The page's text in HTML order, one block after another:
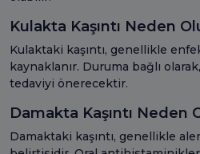
Kulakta Kaşıntı Neden
Kulaktaki kaşıntı, genellikle
kaynaklanır. Duruma bağlı
tedaviyi önerecektir.
Damakta Kaşıntı Neden
Damaktaki kaşıntı, genellikle